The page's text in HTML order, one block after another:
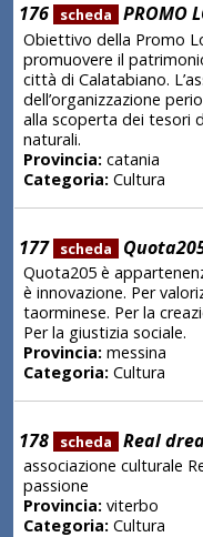
176 scheda PROMO
Obiettivo della Promo
promuovere il
città di Calatabiano.
dell’organizzazione
alla scoperta dei tesori
naturali.
Provincia:catania
Categoria:Cultura
177 scheda
Quota205 è
è innovazione. Per
taorminese. Per la
Per la giustizia sociale.
Provincia:messina
Categoria:Cultura
178 scheda Real
associazione culturale
passione
Provincia:viterbo
Categoria:Cultura